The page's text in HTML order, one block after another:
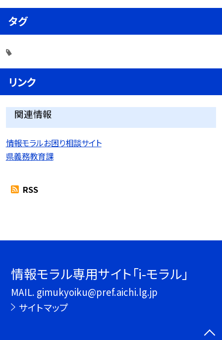
タグ
リンク
関連情報
情報モラルお困り相談サイト
県義務教育課
RSS
情報モラル専用サイト「i-モラル」
MAIL. gimukyoiku@pref.aichi.lg.jp
サイトマップ